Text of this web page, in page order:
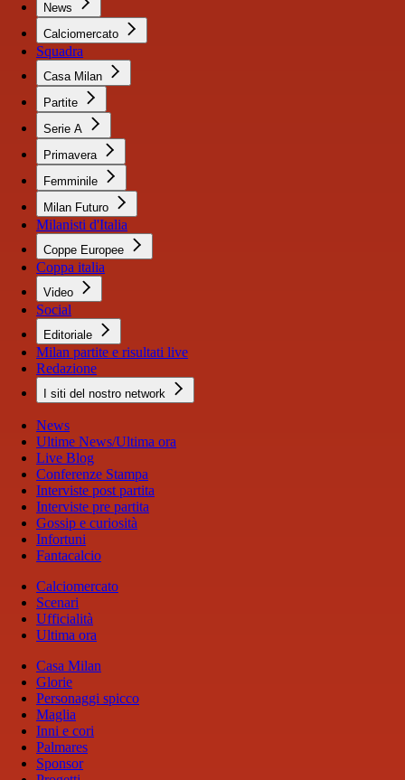
News
Calciomercato
Squadra
Casa Milan
Partite
Serie A
Primavera
Femminile
Milan Futuro
Milanisti d'Italia
Coppe Europee
Coppa italia
Video
Social
Editoriale
Milan partite e risultati live
Redazione
I siti del nostro network
News
Ultime News/Ultima ora
Live Blog
Conferenze Stampa
Interviste post partita
Interviste pre partita
Gossip e curiosità
Infortuni
Fantacalcio
Calciomercato
Scenari
Ufficialità
Ultima ora
Casa Milan
Glorie
Personaggi spicco
Maglia
Inni e cori
Palmares
Sponsor